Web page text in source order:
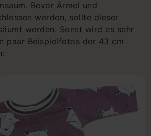
Bevor Ärmel und
werden, sollte dieser
werden. Sonst wird es sehr
paar Beispielfotos der 43 cm